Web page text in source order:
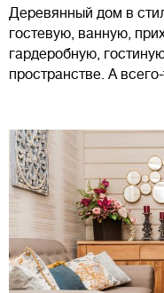
Деревянный дом в
гостевую, ванную,
гардеробную,
пространстве. А